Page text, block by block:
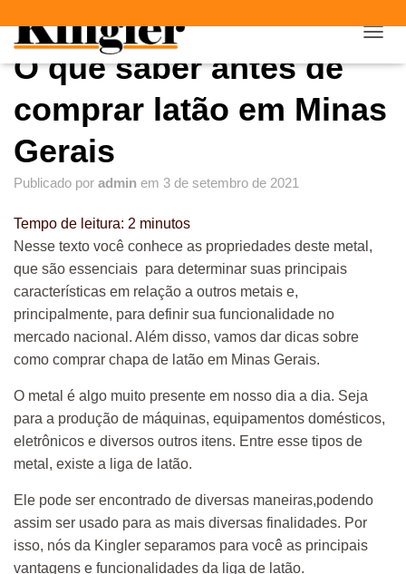
L
R
O que saber antes de
comprar latão em Minas
Gerais
Publicado por admin em 3 de setembro de 2021
Tempo de leitura: 2 minutos
Nesse texto você conhece as propriedades deste metal,
que são essenciais para determinar suas principais
características em relação a outros metais e,
principalmente, para definir sua funcionalidade no
mercado nacional. Além disso, vamos dar dicas sobre
como comprar chapa de latão em Minas Gerais.
O metal é algo muito presente em nosso dia a dia. Seja
para a produção de máquinas, equipamentos domésticos,
eletrônicos e diversos outros itens. Entre esse tipos de
metal, existe a liga de latão.
Ele pode ser encontrado de diversas maneiras,podendo
assim ser usado para as mais diversas finalidades. Por
isso, nós da Kingler separamos para você as principais
vantagens e funcionalidades da liga de latão.